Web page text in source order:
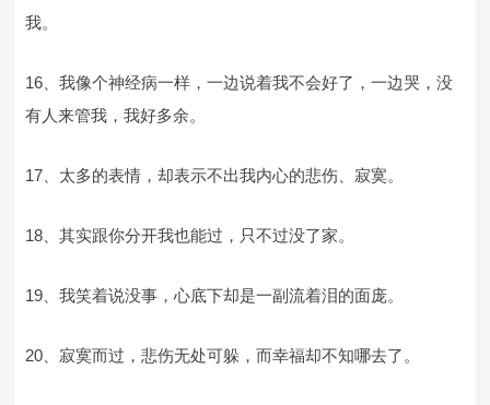
我。
16、我像个神经病一样，一边说着我不会好了，一边哭，没
有人来管我，我好多余。
17、太多的表情，却表示不出我内心的悲伤、寂寞。
18、其实跟你分开我也能过，只不过没了家。
19、我笑着说没事，心底下却是一副流着泪的面庞。
20、寂寞而过，悲伤无处可躲，而幸福却不知哪去了。